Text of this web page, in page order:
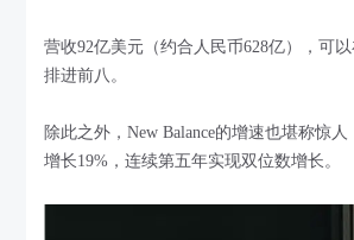
营收92亿美元（约合人民币628亿），可
排进前八。
除此之外，New Balance的增速也堪称惊
增长19%，连续第五年实现双位数增长。